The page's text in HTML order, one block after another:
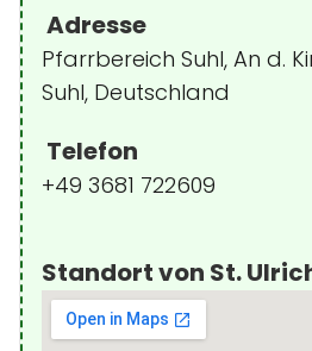
Adresse
Pfarrbereich Suhl, An d.
Suhl, Deutschland
Telefon
+49 3681 722609
Standort von St.